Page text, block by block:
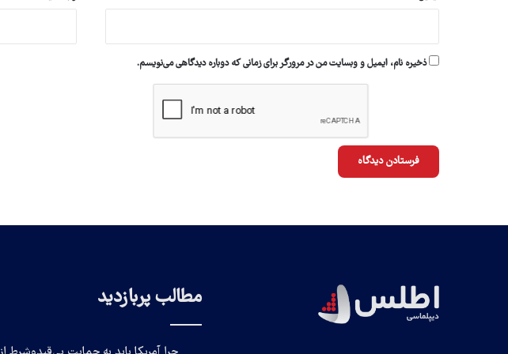
ذخیره نام، ایمیل و وبسایت من در مرورگر برای زمانی که دوباره دیدگاهی می‌نویسم.
مطالب پربازدید